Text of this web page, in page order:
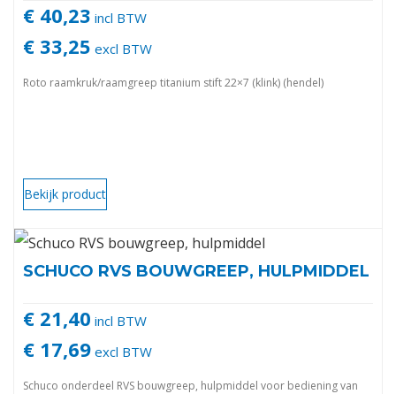
€ 40,23 incl BTW
€ 33,25 excl BTW
Roto raamkruk/raamgreep titanium stift 22×7 (klink) (hendel)
Bekijk product
SCHUCO RVS BOUWGREEP, HULPMIDDEL
€ 21,40 incl BTW
€ 17,69 excl BTW
Schuco onderdeel RVS bouwgreep, hulpmiddel voor bediening van